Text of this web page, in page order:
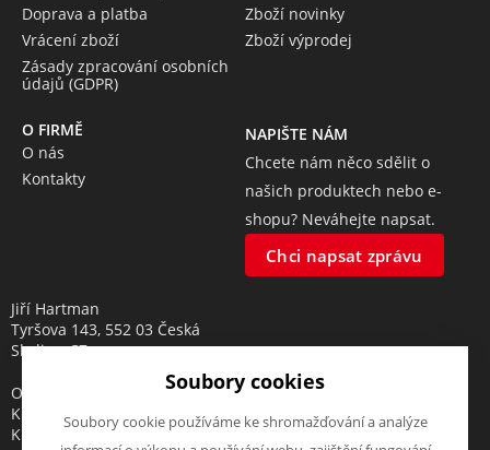
Doprava a platba
Vrácení zboží
Zásady zpracování osobních
údajů (GDPR)
Zboží novinky
Zboží výprodej
O FIRMĚ
O nás
Kontakty
NAPIŠTE NÁM
Chcete nám něco sdělit o
našich produktech nebo e-
shopu? Neváhejte napsat.
Chci napsat zprávu
Jiří Hartman
Tyršova 143, 552 03 Česká
Skalice, CZ
Obchodní rejstřík vedený u
Krajského soudu v Hradci
Králové, oddíl A, vložka 18553
Soubory cookies
Soubory cookie používáme ke shromažďování a analýze